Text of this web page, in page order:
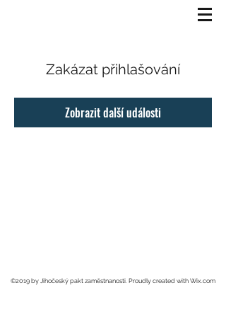
Zakázat přihlašování
Zobrazit další události
©2019 by Jihočeský pakt zaměstnanosti. Proudly created with Wix.com